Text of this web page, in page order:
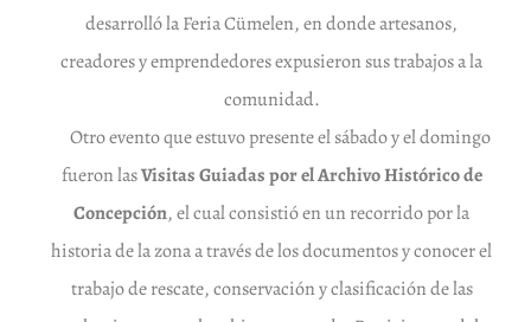
desarrolló la Feria Cümelen, en donde artesanos,
creadores y emprendedores expusieron sus trabajos a la
comunidad.
Otro evento que estuvo presente el sábado y el domingo
fueron lasVisitas Guiadas por el Archivo Histórico de
Concepción, el cual consistió en un recorrido por la
historia de la zona a través de los documentos y conocer el
trabajo de rescate, conservación y clasificación de las